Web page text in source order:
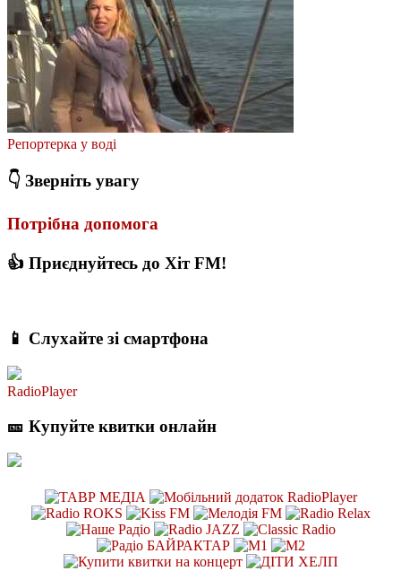
Репортерка у воді
👇 Зверніть увагу
Потрібна допомога
👍 Приєднуйтесь до Хіт FM!
📱 Слухайте зі смартфона
RadioPlayer
🎫 Купуйте квитки онлайн